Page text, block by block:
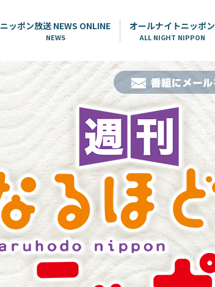
ニッポン放送 NEWS ONLINE
NEWS
オールナイトニッポン
ALL NIGHT NIPPON